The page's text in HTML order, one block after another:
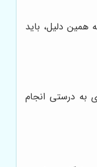
همین دلیل، باید
به درستی انجام